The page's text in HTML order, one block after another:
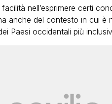
nell’esprimere certi
anche del contesto in cui è
Paesi occidentali più